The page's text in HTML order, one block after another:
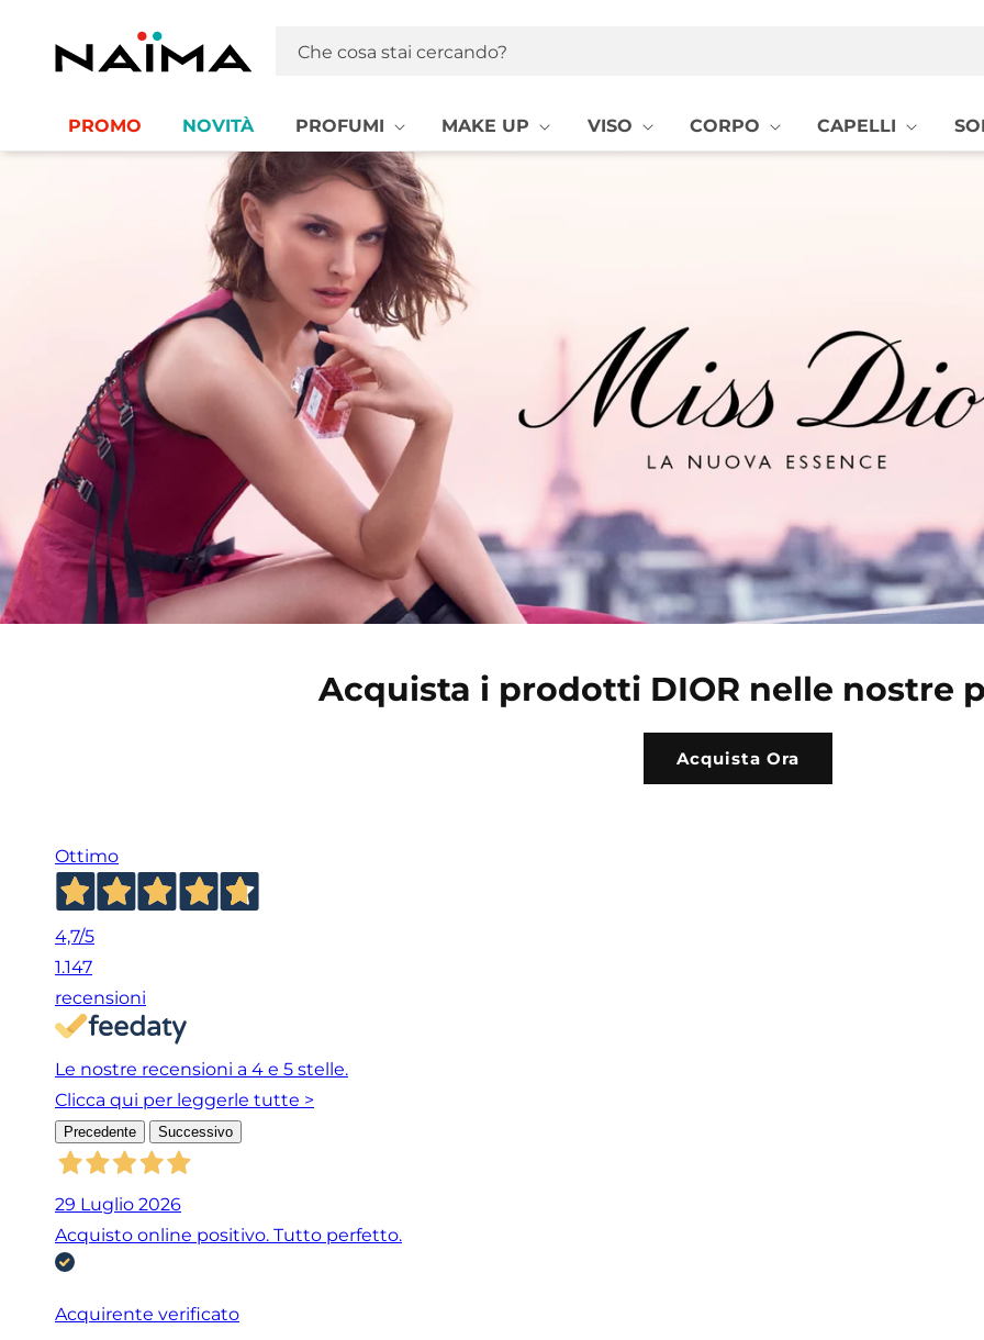
ai contenuti
Che cosa stai cercando?
PROMO NOVITÀ PROFUMI MAKE UP VISO CORPO CAPELLI
Acquista i prodotti DIOR nelle nostre
Acquista Ora
Ottimo
4,7/5
1.147
recensioni
Le nostre recensioni a 4 e 5 stelle.
Clicca qui per leggerle tutte >
Precedente Successivo
29 Luglio 2026
Acquisto online positivo. Tutto perfetto.
Acquirente verificato